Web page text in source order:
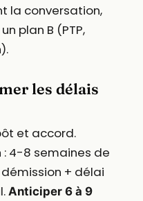
la conversation,
plan B (PTP,
les délais
et accord.
4-8 semaines de
+ délai
Anticiper 6 à 9